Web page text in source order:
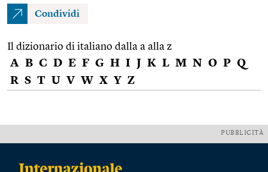
Condividi
Il dizionario di italiano dalla a alla z
A B C D E F G H I J K L M N O P Q
R S T U V W X Y Z
PUBBLICITÀ